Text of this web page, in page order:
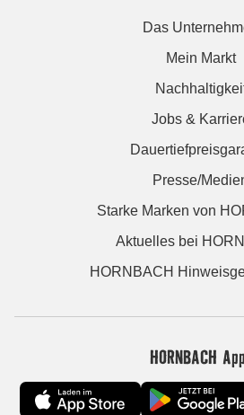
Das
Mein Markt
Jobs &
Presse/
Starke Marken von
Aktuelles bei
HORNBACH
HORNBACH